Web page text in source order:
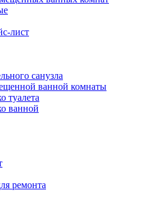
лист
санузла
ванной комнаты
туалета
ванной
ремонта